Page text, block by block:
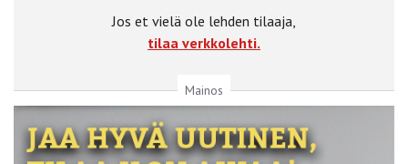
Jos et vielä ole lehden tilaaja,
tilaa verkkolehti.
Mainos